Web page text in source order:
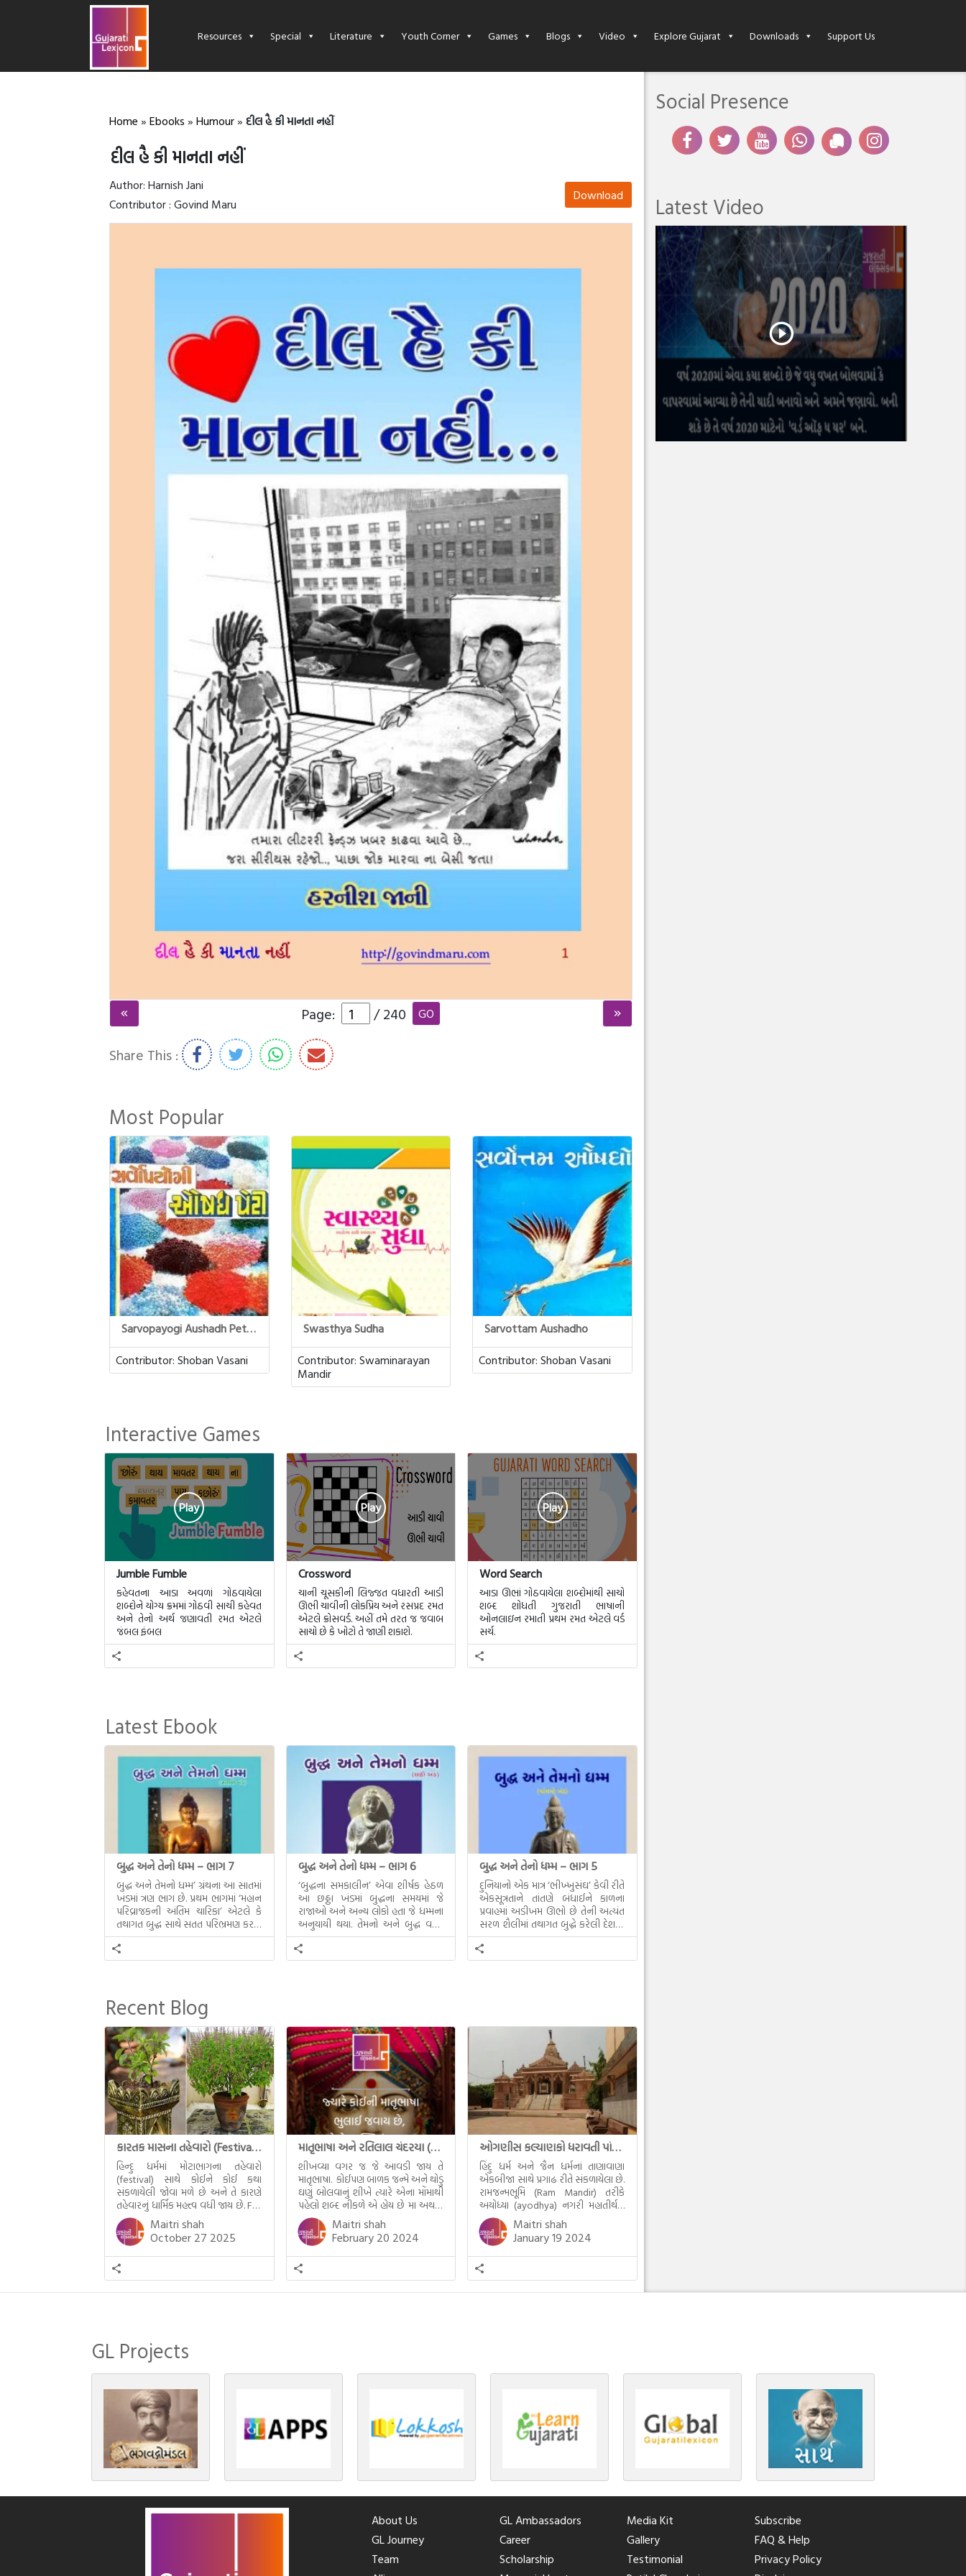
Resources Special Literature Youth Corner Games Blogs Video Explore Gujarat Downloads Support Us
Home » Ebooks » Humour» દીલ હૈ કી માનતા નહીં
દીલ હૈ કી માનતા નહીં
Author: Harnish Jani
Contributor : Govind Maru
Download
Page: /240 GO
Share This :
Most Popular
Sarvopayogi Aushadh Petee
Contributor: Shoban Vasani
Swasthya Sudha
Contributor: Swaminarayan
Mandir
Sarvottam Aushadho
Contributor:Shoban Vasani
Interactive Games
Play
Jumble Fumble
કહેવતના આડા અવળાં ગોઠવાયેલા
શબ્દોને યોગ્ય ક્રમમાં ગોઠવી સાચી કહેવત
અને તેનો અર્થ જણાવતી રમત એટલે
જંબલ ફંબલ
Play
Crossword
ચાની ચૂસકીની લિજ્જત વધારતી આડી
ઊભી ચાવીની લોકપ્રિય અને રસપ્રદ રમત
એટલે ક્રોસવર્ડ. અહીં તમે તરત જ જવાબ
સાચો છે કે ખોટો તે જાણી શકાશે.
Play
Word Search
આડા ઊભાં ગોઠવાયેલા શબ્દોમાંથી સાચો
શબ્દ શોધતી ગુજરાતી ભાષાની
ઓનલાઇન રમાતી પ્રથમ રમત એટલે વર્ડ
સર્ચ.
Latest Ebook
બુદ્ધ અને તેનો ધમ્મ – ભાગ 7
બુદ્ધ અને તેમનો ધમ્મ’ ગ્રંથના આ સાતમાં
ખંડમાં ત્રણ ભાગ છે. પ્રથમ ભાગમાં ‘મહાન
પરિવ્રાજકની અંતિમ ચારિકા’ એટલે કે
તથાગત બુદ્ધ સાથે સતત પરિભ્રમણ કરતા
સહચારીઓ સાથે ફરી એકવારની
મુલાકાત, બીજા ભાગમાં તથાગતે
વૈશાલીથી વિદાય લીધી તે અને ત્રીજા
દૃશ્યો અંકિત થયાં છે. ટૂંકમાં બુદ્ધનાં
જીવનના અંતિમ દિવસોની યાત્રાનો
પરિપાક જોવા મળે […]
બુદ્ધ અને તેનો ધમ્મ – ભાગ 6
‘બુદ્ધના સમકાલીન’ એવા શીર્ષક હેઠળ
આ છઠ્ઠા ખંડમાં બુદ્ધના સમયમાં જે
રાજાઓ અને અન્ય લોકો હતા જે ધમ્મના
અનુયાયી થયા. તેમનો અને બુદ્ધ વચ્ચે
થયેલો સત્સંગ વીશે જાણકારી મળે છે.
બુદ્ધ અને તેનો ધમ્મ – ભાગ 5
દુનિયાનો એક માત્ર ‘ભીખ્ખુસંઘ’ કેવી રીતે
એકસૂત્રતાને તાંતણે બંધાઈને કાળના
પ્રવાહમાં અડીખમ ઊભો છે તેની અત્યંત
સરળ શૈલીમાં તથાગત બુદ્ધે કરેલી દેશના
સમાવતો મૂલ્યવાન ગ્રંથ એટલે બુદ્ધ અને
તેનો ધમ્મ.
Recent Blog
કારતક માસના તહેવારો (Festival of Kartik)
હિન્દુ ધર્મમાં મોટાભાગના તહેવારો
(festival) સાથે કોઈને કોઈ કથા
સંકળાયેલી જોવા મળે છે અને તે કારણે
તહેવારનું ધાર્મિક મહત્ત્વ વધી જાય છે. For
example, હાલમાં જ પ્રકાશનો તહેવાર
દિવાળી(diwali)ની ઉજવણી થઈ. પરંતુ
અષાઢ મહિનામાં આવતી દેવપોઢી
અગિયારસથી લઈને કારતિક સુદ
અગિયારસના રોજ આવતી દેવ ઊઠી
અગિયારસ વચ્ચે મોટેભાગે યજ્ઞોપવીત
સંસ્કાર, લગ્ન, દીક્ષાગ્રહણ, યજ્ઞ, ગૃહપ્રવેશ
Maitri shah
October 27 2025
માતૃભાષા અને રતિલાલ ચંદરયા (Ratilal Chandaria)
શીખવ્યા વગર જ જે આવડી જાય તે
માતૃભાષા. કોઈપણ બાળક જન્મે અને થોડું
ઘણું બોલવાનું શીખે ત્યારે એના મોંમાથી
પહેલો શબ્દ નીકળે એ હોય છે મા અથવા
મમ એટલે કે ખાવાનું. વળી આપણે
બાળકને સૂવડાવવા માટે જે ગીત કે
હાલરડાં ગાઈએ છીએ તે પણ આપણે
ગુજરાતીમાં જ ગાઈએ છીએ અંગ્રેજી ગીતો
નથી ગાતા. આમ બાળકને […]
Maitri shah
February 20 2024
ઓગણીસ કલ્યાણકો ધરાવતી પાંચ તીર્થંકરોની પરમ પાવન જન્મભૂમિ – અયોધ્યા (Ayodhya)
હિંદુ ધર્મ અને જૈન ધર્મનાં તાણાવાણા
એકબીજા સાથે પ્રગાઢ રીતે સંકળાયેલા છે.
રામજન્મભૂમિ (Ram Mandir) તરીકે
અયોધ્યા (ayodhya) નગરી મહાતીર્થનું
ગૌરવ પામી છે, તો એ જ રીતે જૈન ધર્મના
ચોવીસ તીર્થંકરોમાંથી પાંચ-પાંચ
તીર્થંકરોનો જન્મ આ અયોધ્યાની પાવન
ભૂમિ પર થયો છે. જૈન ધર્મમાં ચોવીસ
તીર્થંકરોમાંથી પાંચ-પાંચ તીર્થંકરોનાં
કલ્યાણકો અહીં આવ્યાં છે. દરેક
તીર્થંકરના જીવનની ચ્યવન(માતાના […]
Maitri shah
January 19 2024
Social Presence
Latest Video
GL Projects
About Us
GL Journey
Team
GL Ambassadors
Career
Scholarship
Media Kit
Gallery
Testimonial
Subscribe
FAQ & Help
Privacy Policy